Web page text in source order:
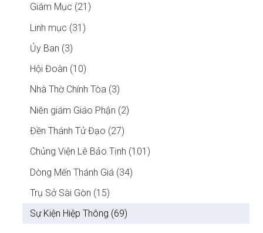
Giám Mục (21)
Linh mục (31)
Ủy Ban (3)
Hội Đoàn (10)
Nhà Thờ Chính Tòa (3)
Niên giám Giáo Phận (2)
Đền Thánh Tử Đạo (27)
Chủng Viện Lê Bảo Tịnh (101)
Dòng Mến Thánh Giá (34)
Trụ Sở Sài Gòn (15)
Sự Kiện Hiệp Thông (69)